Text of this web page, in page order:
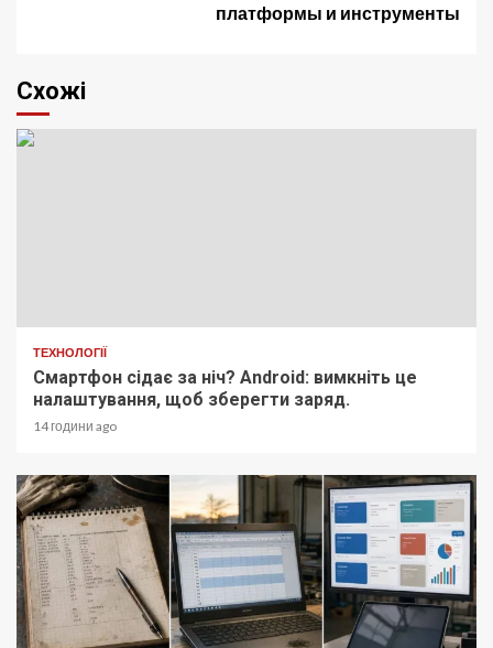
платформы и инструменты
Схожі
ТЕХНОЛОГІЇ
Смартфон сідає за ніч? Android: вимкніть це
налаштування, щоб зберегти заряд.
14 години ago